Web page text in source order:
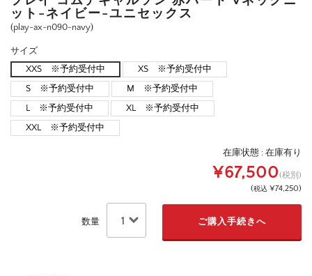
ット-ネイビー-ユニセックス
(play-ax-n090-navy)
サイズ
XXS ※予約受付中
XS ※予約受付中
S ※予約受付中
M ※予約受付中
L ※予約受付中
XL ※予約受付中
XXL ※予約受付中
在庫状態 : 在庫有り
¥67,500(税別)
(税込 ¥74,250)
数量